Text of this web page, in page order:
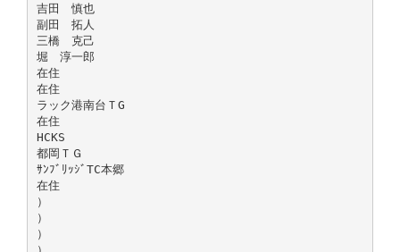
吉田 慎也
副田 拓人
三橋 克己
堀 淳一郎
在住
在住
ラック港南台ＴG
在住
HCKS
都岡ＴＧ
ｻﾝﾌﾞﾘｯｼﾞTC本郷
在住
）
）
）
）